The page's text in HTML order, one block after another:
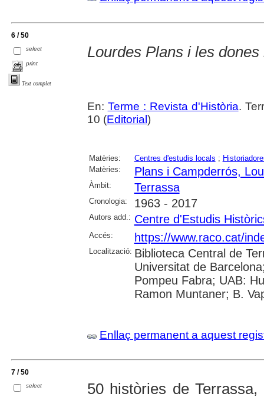
6 / 50
select
print
Text complet
Lourdes Plans i les
En: Terme : Revista d'Història.
10 (Editorial)
Matèries: Centres d'estudis locals ;
Matèries:
Plans i Campderrós,
Àmbit: Terrassa
Cronologia: 1963 - 2017
Autors add.: Centre d'Estudis
Accés: https://www.raco.cat/
Localització: Biblioteca Central de
Universitat de
Pompeu Fabra; UAB:
Ramon Muntaner; B.
Enllaç permanent a aquest
7 / 50
select 50 històries de